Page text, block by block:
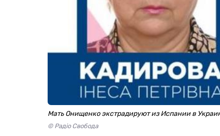
Мать Онищенко экстрадируют из Испании в
© Радіо Свобода